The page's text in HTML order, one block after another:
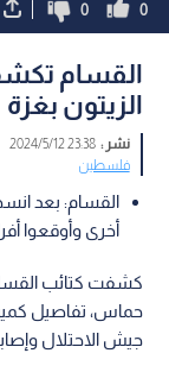
0
0
القسام
الزيتون بغزة
نشر :23:38 2024/5/12
فلسطين
القسام: بعد
أخرى وأوقعوا
كشفت كتائب
جيش الاحتلال